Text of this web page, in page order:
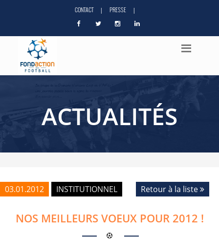
CONTACT | PRESSE |
ACTUALITÉS
03.01.2012 INSTITUTIONNEL Retour à la liste
NOS MEILLEURS VOEUX POUR 2012 !